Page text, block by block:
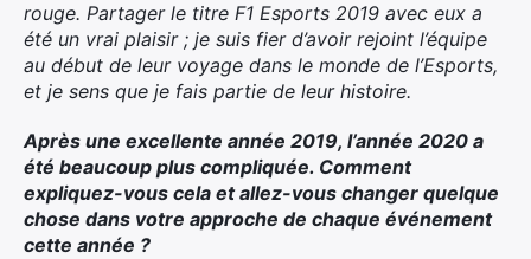
rouge. Partager le titre F1 Esports 2019 avec eux a
été un vrai plaisir ; je suis fier d’avoir rejoint l’équipe
au début de leur voyage dans le monde de l’Esports,
et je sens que je fais partie de leur histoire.
Après une excellente année 2019, l’année 2020 a
été beaucoup plus compliquée. Comment
expliquez-vous cela et allez-vous changer quelque
chose dans votre approche de chaque événement
cette année ?